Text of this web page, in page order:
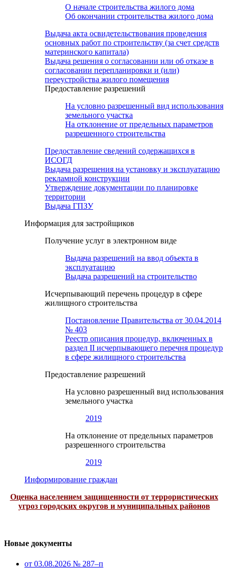
О начале строительства жилого дома
Об окончании строительства жилого дома
Выдача акта освидетельствования проведения
основных работ по строительству (за счет средств
материнского капитала)
Выдача решения о согласовании или об отказе в
согласовании перепланировки и (или)
переустройства жилого помещения
Предоставление разрешений
На условно разрешенный вид использования
земельного участка
На отклонение от предельных параметров
разрешенного строительства
Предоставление сведений содержащихся в
ИСОГД
Выдача разрешения на установку и эксплуатацию
рекламной конструкции
Утверждение документации по планировке
территории
Выдача ГПЗУ
Информация для застройщиков
Получение услуг в электронном виде
Выдача разрешений на ввод объекта в
эксплуатацию
Выдача разрешений на строительство
Исчерпывающий перечень процедур в сфере
жилищного строительства
Постановление Правительства от 30.04.2014
№ 403
Реестр описания процедур, включенных в
раздел II исчерпывающего перечня процедур
в сфере жилищного строительства
Предоставление разрешений
На условно разрешенный вид использования
земельного участка
2019
На отклонение от предельных параметров
разрешенного строительства
2019
Информирование граждан
Оценка населением защищенности от террористических
угроз городских округов и муниципальных районов
Новые документы
от 03.08.2026 № 287–п